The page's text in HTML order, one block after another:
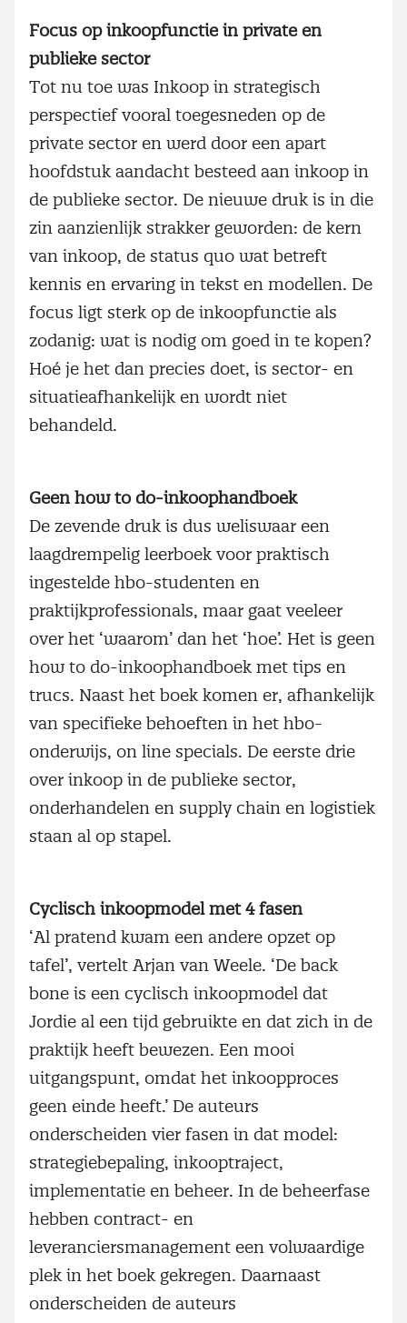
Focus op inkoopfunctie in private en
publieke sector
Tot nu toe was Inkoop in strategisch
perspectief vooral toegesneden op de
private sector en werd door een apart
hoofdstuk aandacht besteed aan inkoop in
de publieke sector. De nieuwe druk is in die
zin aanzienlijk strakker geworden: de kern
van inkoop, de status quo wat betreft
kennis en ervaring in tekst en modellen. De
focus ligt sterk op de inkoopfunctie als
zodanig: wat is nodig om goed in te kopen?
Hoé je het dan precies doet, is sector- en
situatieafhankelijk en wordt niet
behandeld.
Geen how to do-inkoophandboek
De zevende druk is dus weliswaar een
laagdrempelig leerboek voor praktisch
ingestelde hbo-studenten en
praktijkprofessionals, maar gaat veeleer
over het ‘waarom’ dan het ‘hoe’. Het is geen
how to do-inkoophandboek met tips en
trucs. Naast het boek komen er, afhankelijk
van specifieke behoeften in het hbo-
onderwijs, on line specials. De eerste drie
over inkoop in de publieke sector,
onderhandelen en supply chain en logistiek
staan al op stapel.
Cyclisch inkoopmodel met 4 fasen
‘Al pratend kwam een andere opzet op
tafel’, vertelt Arjan van Weele. ‘De back
bone is een cyclisch inkoopmodel dat
Jordie al een tijd gebruikte en dat zich in de
praktijk heeft bewezen. Een mooi
uitgangspunt, omdat het inkoopproces
geen einde heeft.’ De auteurs
onderscheiden vier fasen in dat model:
strategiebepaling, inkooptraject,
implementatie en beheer. In de beheerfase
hebben contract- en
leveranciersmanagement een volwaardige
plek in het boek gekregen. Daarnaast
onderscheiden de auteurs